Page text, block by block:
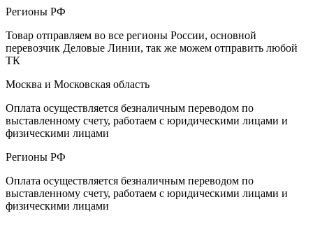
Регионы РФ
Товар отправляем во все регионы России, основной
перевозчик Деловые Линии, так же можем отправить любой
ТК
Москва и Московская область
Оплата осуществляется безналичным переводом по
выставленному счету, работаем с юридическими лицами и
физическими лицами
Регионы РФ
Оплата осуществляется безналичным переводом по
выставленному счету, работаем с юридическими лицами и
физическими лицами